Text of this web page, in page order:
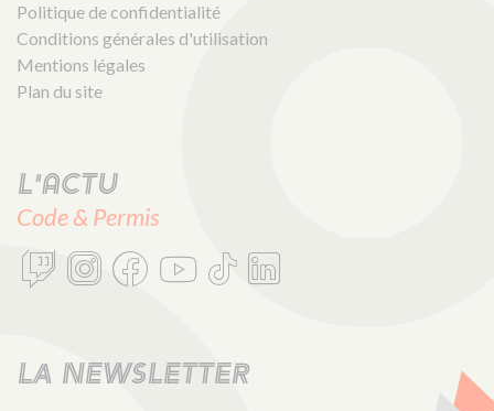
Politique de confidentialité
Conditions générales d'utilisation
Mentions légales
Plan du site
L'actu
Code & Permis
LA NEWSLETTER